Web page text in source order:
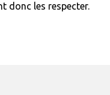
donc les respecter.